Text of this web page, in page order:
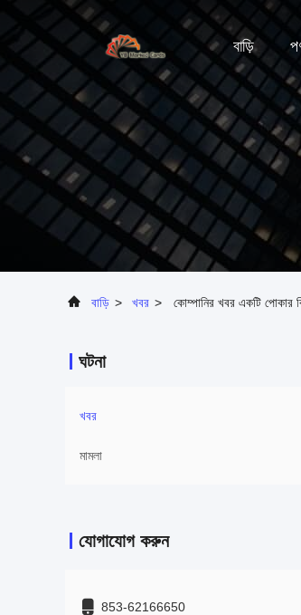
বাড়ি
বাড়ি > খবর > কোম্পানির খবর একটি পোকার
ঘটনা
খবর
মামলা
যোগাযোগ করুন
853-62166650‬